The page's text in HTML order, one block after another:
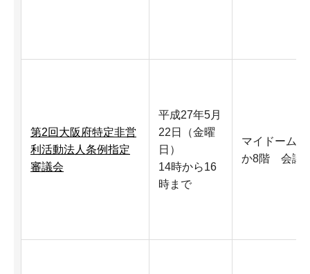
第2回大阪府特定非営
利活動法人条例指定
審議会
平成27年5月
22日（金曜
日）
14時から16
時まで
マイドーム
か8階 会議